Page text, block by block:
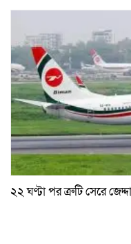
২২ ঘণ্টা পর ত্রুটি সেরে